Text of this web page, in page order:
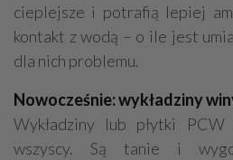
cieplejsze i potrafią lepiej
kontakt z wodą – o ile jest
dla nich problemu.
Nowocześnie: wykładziny
Wykładziny lub płytki
wszyscy. Są tanie i